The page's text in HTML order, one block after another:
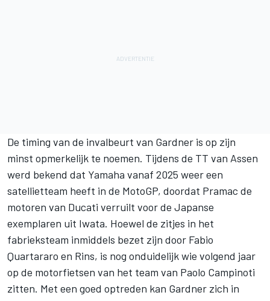
De timing van de invalbeurt van Gardner is op zijn
minst opmerkelijk te noemen. Tijdens de TT van Assen
werd bekend dat Yamaha vanaf 2025 weer een
satellietteam heeft in de MotoGP, doordat Pramac de
motoren van Ducati verruilt voor de Japanse
exemplaren uit Iwata. Hoewel de zitjes in het
fabrieksteam inmiddels bezet zijn door Fabio
Quartararo en Rins, is nog onduidelijk wie volgend jaar
op de motorfietsen van het team van Paolo Campinoti
zitten. Met een goed optreden kan Gardner zich in